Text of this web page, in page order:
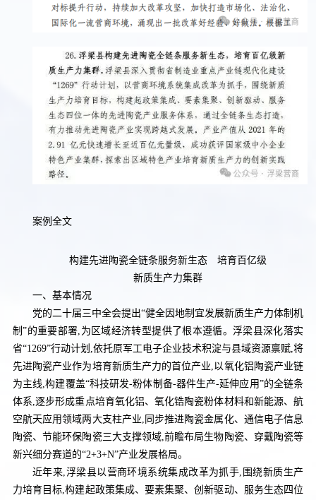
案例全文
构建先进陶瓷全链条服务新生态 培育百亿级
新质生产力集群
一、基本情况
党的二十届三中全会提出“健全因地制宜发展新质生产力体制机
制”的重要部署,为区域经济转型提供了根本遵循。浮梁县深化落实
省“1269”行动计划,依托原军工电子企业技术积淀与县域资源禀赋,将
先进陶瓷产业作为培育新质生产力的首位产业,以氧化铝陶瓷产业链
为主线,构建覆盖“科技研发-粉体制备-器件生产-延伸应用”的全链条
体系,逐步形成重点培育氧化铝、氧化锆陶瓷粉体材料和新能源、航
空航天应用领域两大支柱产业,同步推进陶瓷金属化、通信电子信息
陶瓷、节能环保陶瓷三大支撑领域,前瞻布局生物陶瓷、穿戴陶瓷等
新兴细分赛道的“2+3+N”产业发展格局。
近年来,浮梁县以营商环境系统集成改革为抓手,围绕新质生产
力培育目标,构建起政策集成、要素集聚、创新驱动、服务生态四位